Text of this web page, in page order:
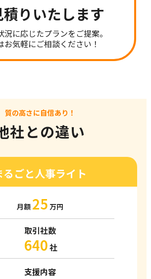
積りいたします
況に応じたプランをご提案。
お気軽にご相談ください！
質の高さに自信あり！
社との違い
るごと人事ライト
月額 25 万円
取引社数
640社
支援内容